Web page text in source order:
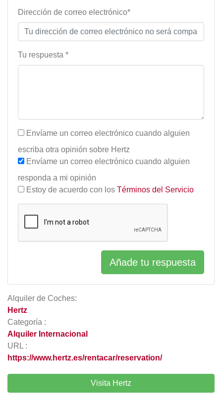
Alquiler de Coches:
Hertz
Categoría :
Alquiler Internacional
URL :
https://www.hertz.es/rentacar/reservation/
Visita Hertz
Dirección de correo electrónico*
Tu respuesta *
Envíame un correo electrónico cuando alguien
escriba otra opinión sobre Hertz
Envíame un correo electrónico cuando alguien
responda a mi opinión
Estoy de acuerdo con los Términos del Servicio
Añade tu respuesta